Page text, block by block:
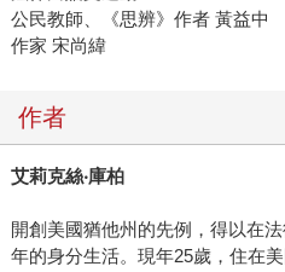
公民教師、《思辨》作者 黃益中
作家 宋尚緯
作者
艾莉克絲‧庫柏
開創美國猶他州的先例，得以在
年的身分生活。現年25歲，住在